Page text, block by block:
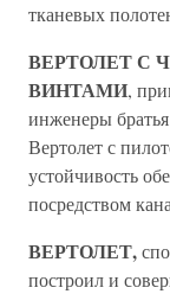
тканевых
ВЕРТОЛЕТ С
ВИНТАМИ,
инженеры
Вертолет с
устойчивость
посредством
ВЕРТОЛЕТ,
построил и